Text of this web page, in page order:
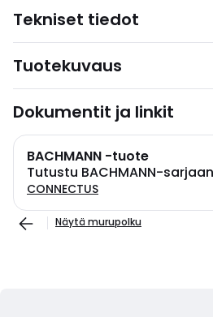
Tekniset tiedot
Tuotekuvaus
Dokumentit ja linkit
BACHMANN -tuote
Tutustu BACHMANN-sarjaan
CONNECTUS
Näytä murupolku